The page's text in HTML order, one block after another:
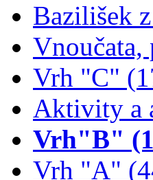
Bazilišek
Vnoučata,
Vrh "C"
Aktivity a
Vrh"B"
Vrh "A"